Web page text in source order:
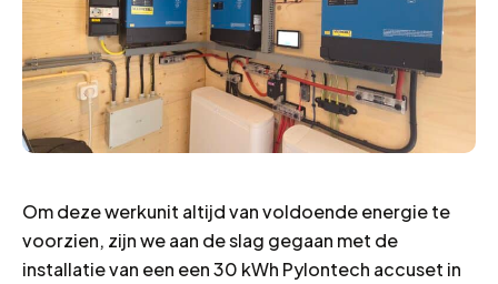
Om deze werkunit altijd van voldoende energie te
voorzien, zijn we aan de slag gegaan met de
installatie van een een 30 kWh Pylontech accuset in